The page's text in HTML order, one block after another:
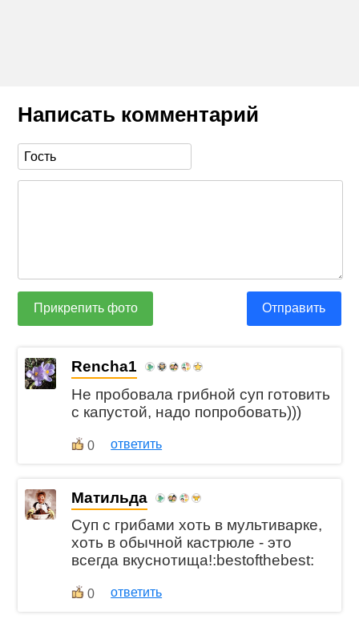
Написать комментарий
Прикрепить фото Отправить
Rencha1
Не пробовала грибной суп готовить
с капустой, надо попробовать)))
0 ответить
Матильда
Суп с грибами хоть в мультиварке,
хоть в обычной кастрюле - это
всегда вкуснотища!:bestofthebest:
0 ответить